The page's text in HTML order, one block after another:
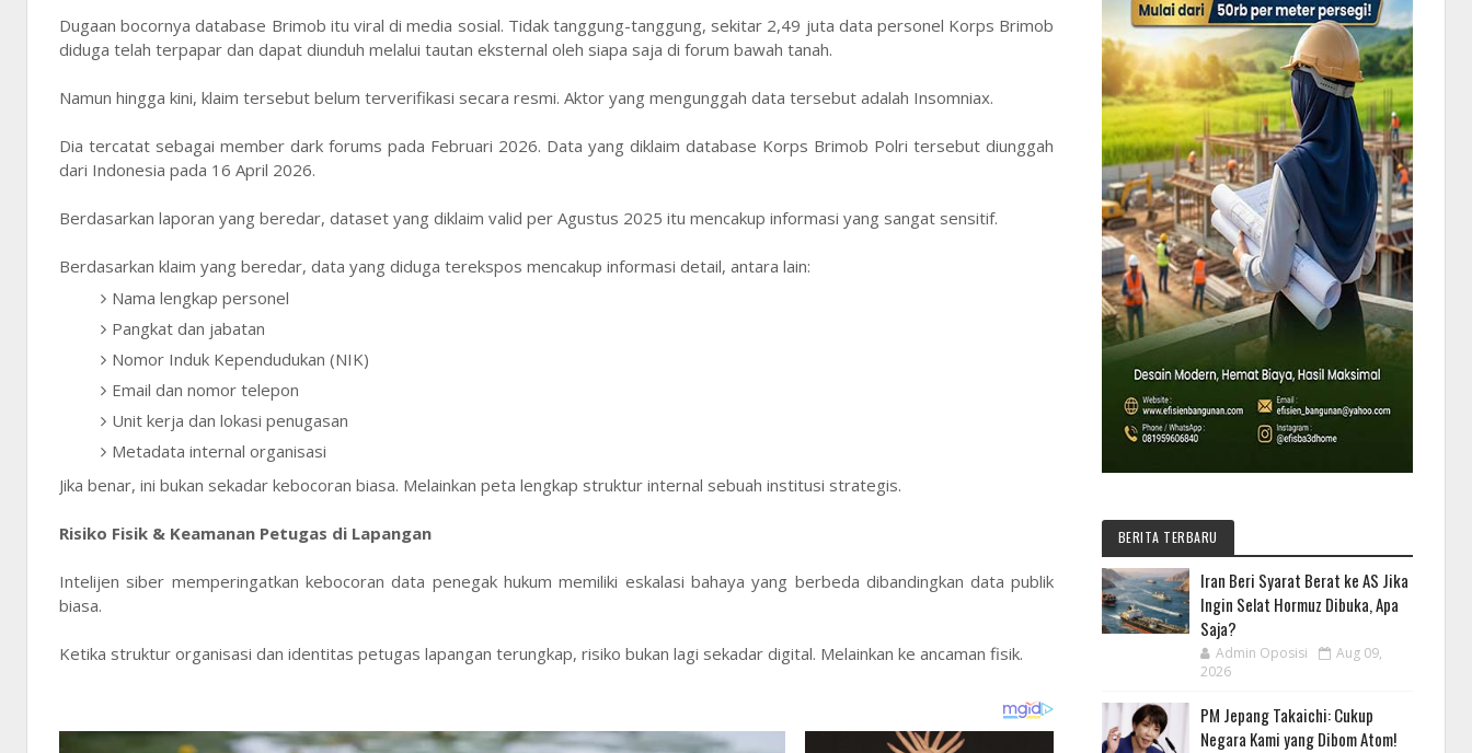
Dugaan bocornya database Brimob itu viral di media sosial. Tidak tanggung-tanggung, sekitar 2,49 juta data personel Korps Brimob
diduga telah terpapar dan dapat diunduh melalui tautan eksternal oleh siapa saja di forum bawah tanah.
Namun hingga kini, klaim tersebut belum terverifikasi secara resmi. Aktor yang mengunggah data tersebut adalah Insomniax.
Dia tercatat sebagai member dark forums pada Februari 2026. Data yang diklaim database Korps Brimob Polri tersebut diunggah
dari Indonesia pada 16 April 2026.
Berdasarkan laporan yang beredar, dataset yang diklaim valid per Agustus 2025 itu mencakup informasi yang sangat sensitif.
Berdasarkan klaim yang beredar, data yang diduga terekspos mencakup informasi detail, antara lain:
Nama lengkap personel
Pangkat dan jabatan
Nomor Induk Kependudukan (NIK)
Email dan nomor telepon
Unit kerja dan lokasi penugasan
Metadata internal organisasi
Jika benar, ini bukan sekadar kebocoran biasa. Melainkan peta lengkap struktur internal sebuah institusi strategis.
Risiko Fisik & Keamanan Petugas di Lapangan
Intelijen siber memperingatkan kebocoran data penegak hukum memiliki eskalasi bahaya yang berbeda dibandingkan data publik
biasa.
Ketika struktur organisasi dan identitas petugas lapangan terungkap, risiko bukan lagi sekadar digital. Melainkan ke ancaman fisik.
BERITA TERBARU
Iran Beri Syarat Berat ke AS Jika
Ingin Selat Hormuz Dibuka, Apa
Saja?
Admin Oposisi
Aug 09,
2026
PM Jepang Takaichi: Cukup
Negara Kami yang Dibom Atom!